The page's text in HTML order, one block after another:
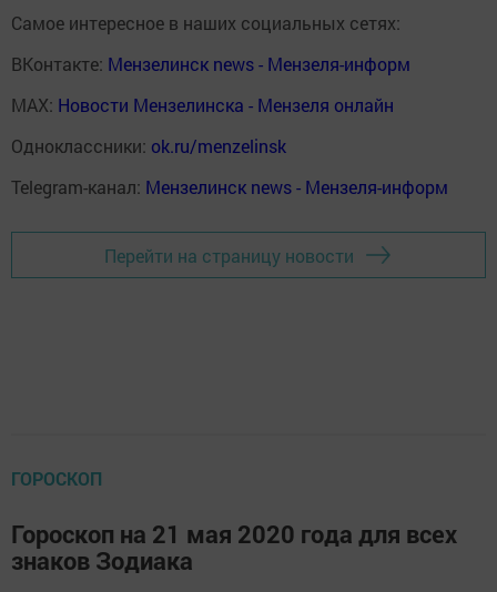
Самое интересное в наших социальных сетях:
ВКонтакте: Мензелинск news - Мензеля-информ
MAX: Новости Мензелинска - Мензеля онлайн
Одноклассники: ok.ru/menzelinsk
Telegram-канал: Мензелинск news - Мензеля-информ
Перейти на страницу новости
ГОРОСКОП
Гороскоп на 21 мая 2020 года для всех
знаков Зодиака